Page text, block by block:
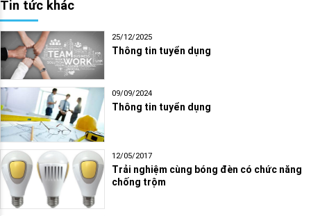
Tin tức khác
25/12/2025
Thông tin tuyển dụng
09/09/2024
Thông tin tuyển dụng
12/05/2017
Trải nghiệm cùng bóng đèn có chức năng
chống trộm